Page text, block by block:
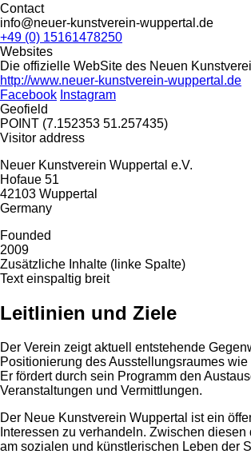
Contact
info@neuer-kunstverein-wuppertal.de
+49 (0) 15161478250
Websites
Die offizielle WebSite des Neuen
http://www.neuer-kunstverein-wuppertal.de
Facebook Instagram
Geofield
POINT (7.152353 51.257435)
Visitor address
Neuer Kunstverein Wuppertal e.V.
Hofaue 51
42103 Wuppertal
Germany
Founded
2009
Zusätzliche Inhalte (linke Spalte)
Text einspaltig breit
Leitlinien und Ziele
Der Verein zeigt aktuell entstehende
Positionierung des Ausstellungsraumes
Er fördert durch sein Programm den
Veranstaltungen und Vermittlungen.
Der Neue Kunstverein Wuppertal ist ein
Interessen zu verhandeln. Zwischen
am sozialen und künstlerischen Leben der